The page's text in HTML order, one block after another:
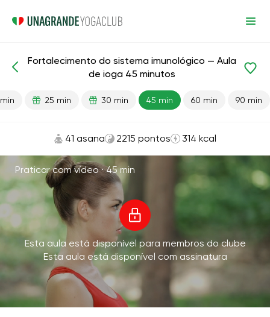
Imunidade
Fortalecimento do sistema imunológico — Aula
de ioga 45 minutos
25 min 30 min 45 min 60 min 90 min
41 asana 2215 pontos 314 kcal
Praticar com vídeo ·45 min
Esta aula está disponível para membros do clube
Esta aula está disponível com assinatura